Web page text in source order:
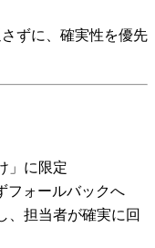
ずに、確実性を優先
」に限定
フォールバックへ
、担当者が確実に回